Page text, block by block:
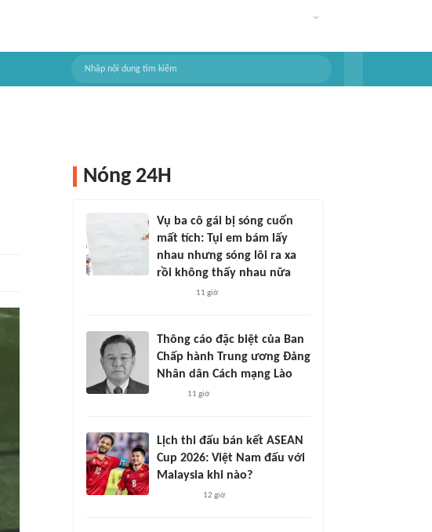
Nóng 24H
Vụ ba cô gái bị sóng cuốn
mất tích: Tụi em bám lấy
nhau nhưng sóng lôi ra xa
rồi không thấy nhau nữa
11 giờ
Thông cáo đặc biệt của Ban
Chấp hành Trung ương Đảng
Nhân dân Cách mạng Lào
11 giờ
Lịch thi đấu bán kết ASEAN
Cup 2026: Việt Nam đấu với
Malaysia khi nào?
12 giờ